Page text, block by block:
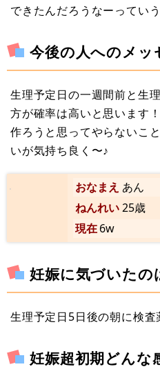
できたんだろうなーってい
今後の人へのメッ
生理予定日の一週間前と生
方が確率は高いと思います
作ろうと思ってやらないこ
いが気持ち良く〜♪
おなまえ あん
ねんれい25歳
現在6w
妊娠に気づいたの
生理予定日5日後の朝に検査
妊娠超初期どんな